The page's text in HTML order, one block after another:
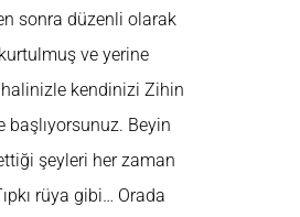
sonra düzenli olarak
ve yerine
kendinizi Zihin
başlıyorsunuz. Beyin
şeyleri her zaman
rüya gibi… Orada